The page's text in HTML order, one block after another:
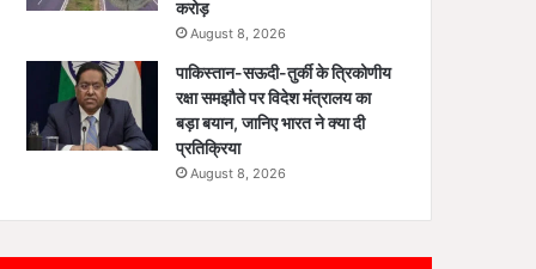
करोड़
August 8, 2026
पाकिस्तान-सऊदी-तुर्की के त्रिकोणीय
रक्षा समझौते पर विदेश मंत्रालय का
बड़ा बयान, जानिए भारत ने क्या दी
प्रतिक्रिया
August 8, 2026